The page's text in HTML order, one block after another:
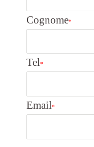
Cognome*
Tel*
Email*